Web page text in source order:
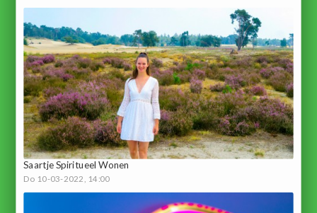
Saartje Spiritueel Wonen
Do 10-03-2022, 14:00